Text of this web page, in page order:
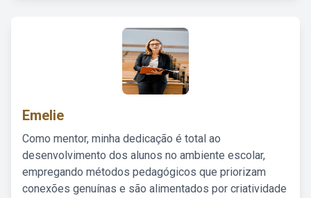
Emelie
Como mentor, minha dedicação é total ao
desenvolvimento dos alunos no ambiente escolar,
empregando métodos pedagógicos que priorizam
conexões genuínas e são alimentados por criatividade